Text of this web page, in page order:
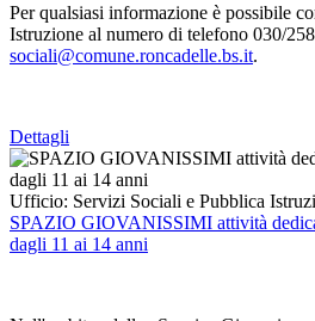
Per qualsiasi informazione è possibile
Istruzione al numero di telefono 030/
sociali@comune.roncadelle.bs.it.
Dettagli
Ufficio: Servizi Sociali e Pubblica
SPAZIO GIOVANISSIMI attività
dagli 11 ai 14 anni